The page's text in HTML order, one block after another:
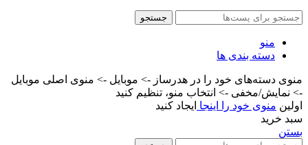
جستجو
منو
دسته بندی ها
منوی دسته‌های خود را در هدرساز -> موبایل -> منوی اصلی موبایل
-> نمایش/مخفی -> انتخاب منو، تنظیم کنید
اولین منوی خود را اینجا ایجاد کنید
سبد خرید
بستن